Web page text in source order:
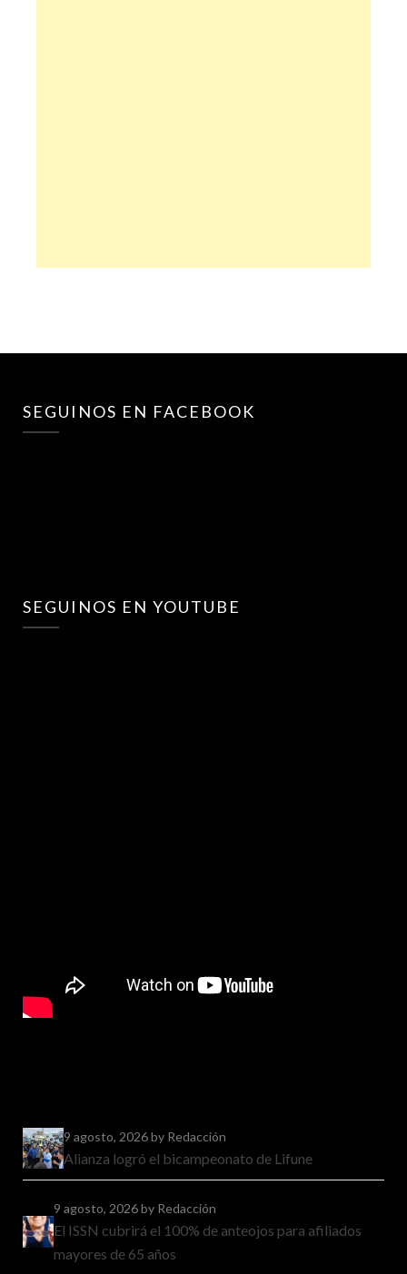
SEGUINOS EN FACEBOOK
SEGUINOS EN YOUTUBE
9 agosto, 2026by Redacción
Alianza logró el bicampeonato de Lifune
9 agosto, 2026by Redacción
El ISSN cubrirá el 100% de anteojos para afiliados
mayores de 65 años